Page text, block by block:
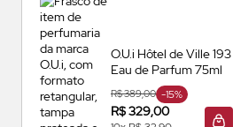
O.U.i Hôtel de Ville 193
Eau de Parfum75ml
R$ 389,00 -15%
R$ 329,00